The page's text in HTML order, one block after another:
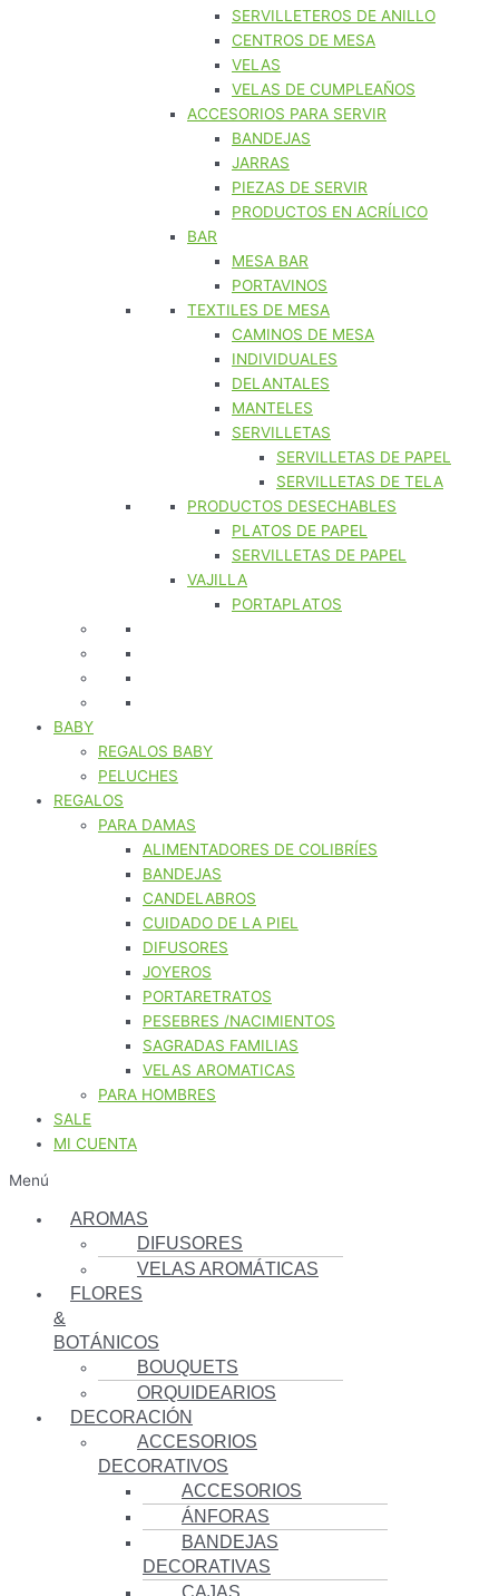
SERVILLETEROS DE ANILLO
CENTROS DE MESA
VELAS
VELAS DE CUMPLEAÑOS
ACCESORIOS PARA SERVIR
BANDEJAS
JARRAS
PIEZAS DE SERVIR
PRODUCTOS EN ACRÍLICO
BAR
MESA BAR
PORTAVINOS
TEXTILES DE MESA
CAMINOS DE MESA
INDIVIDUALES
DELANTALES
MANTELES
SERVILLETAS
SERVILLETAS DE PAPEL
SERVILLETAS DE TELA
PRODUCTOS DESECHABLES
PLATOS DE PAPEL
SERVILLETAS DE PAPEL
VAJILLA
PORTAPLATOS
BABY
REGALOS BABY
PELUCHES
REGALOS
PARA DAMAS
ALIMENTADORES DE COLIBRÍES
BANDEJAS
CANDELABROS
CUIDADO DE LA PIEL
DIFUSORES
JOYEROS
PORTARETRATOS
PESEBRES /NACIMIENTOS
SAGRADAS FAMILIAS
VELAS AROMATICAS
PARA HOMBRES
SALE
MI CUENTA
Menú
AROMAS
DIFUSORES
VELAS AROMÁTICAS
FLORES
&
BOTÁNICOS
BOUQUETS
ORQUIDEARIOS
DECORACIÓN
ACCESORIOS
DECORATIVOS
ACCESORIOS
ÁNFORAS
BANDEJAS
DECORATIVAS